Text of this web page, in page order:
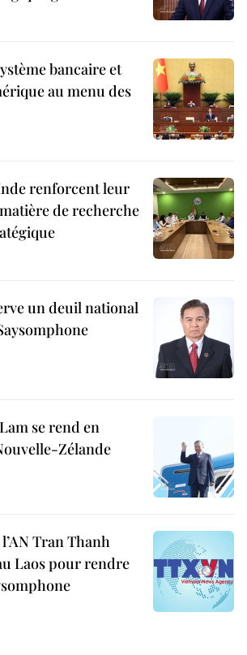
bancaire et
au menu des
renforcent leur
de recherche
un deuil national
se rend en
Zélande
Tran Thanh
Laos pour rendre